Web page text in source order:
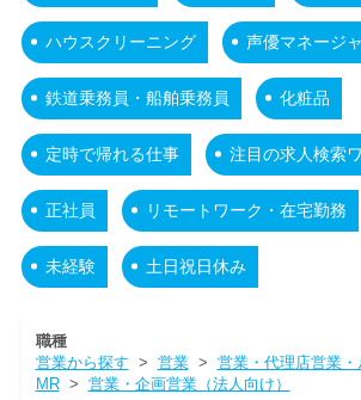
ハウスクリーニング 声優マネージ
鉄道乗務員・船舶乗務員 化粧品
定時で帰れる仕事 注目の求人検索
正社員 リモートワーク・在宅勤務
未経験 土日祝日休み
職種
営業から探す > 営業> 営業・代理店営業・
MR> 営業・企画営業（法人向け）